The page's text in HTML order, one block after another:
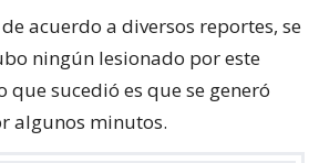
acuerdo a diversos reportes, se
ningún lesionado por este
que sucedió es que se generó
algunos minutos.